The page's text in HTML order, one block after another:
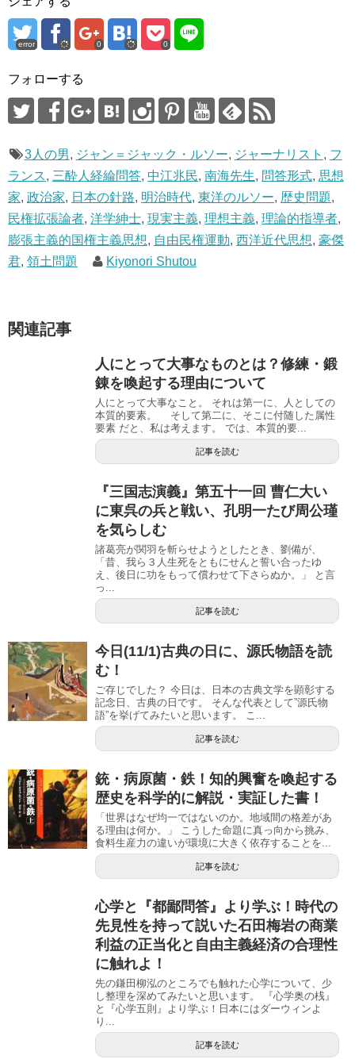
ま
す
error 0 0
フォローする
3人の男, ジャン＝ジャック・ルソー, ジャーナリスト , フ
ランス, 三酔人経綸問答, 中江兆民, 南海先生, 問答形式, 思想
家, 政治家, 日本の針路, 明治時代, 東洋のルソー, 歴史問題,
民権拡張論者, 洋学紳士, 現実主義, 理想主義, 理論的指導者,
膨張主義的国権主義思想, 自由民権運動, 西洋近代思想, 豪傑
君, 領土問題 Kiyonori Shutou
関連記事
人にとって大事なものとは？修練・鍛
錬を喚起する理由について
人にとって大事なこと。 それは第一に、人としての
本質的要素。 そして第二に、そこに付随した属性
要素 だと、私は考えます。 では、本質的要...
記事を読む
『三国志演義』第五十一回 曹仁大い
に東呉の兵と戦い、孔明一たび周公瑾
を気らしむ
諸葛亮が関羽を斬らせようとしたとき、劉備が、
「昔、我ら３人生死をともにせんと誓い合ったゆ
え、後日に功をもって償わせて下さらぬか。」 と言
っ...
記事を読む
今日(11/1)古典の日に、源氏物語を読
む！
ご存じでした？ 今日は、日本の古典文学を顕彰する
記念日、古典の日です。 そんな代表として”源氏物
語”を挙げてみたいと思います。 こ...
記事を読む
銃・病原菌・鉄！知的興奮を喚起する
歴史を科学的に解説・実証した書！
「世界はなぜ均一ではないのか。地域間の格差があ
る理由は何か。」 こうした命題に真っ向から挑み、
食料生産力の違いが環境に大きく依存することを...
記事を読む
心学と『都鄙問答』より学ぶ！時代の
先見性を持って説いた石田梅岩の商業
利益の正当化と自由主義経済の合理性
に触れよ！
先の鎌田柳泓のところでも触れた心学について、少
し整理を深めてみたいと思います。 『心学奥の桟』
と『心学五則』より学ぶ！日本にはダーウィンよ
り...
記事を読む